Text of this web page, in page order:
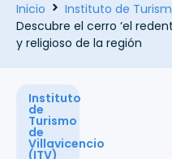
Inicio
Instituto de
Descubre el cerro ‘el
y religioso de la región
Instituto
de
Turismo
de
Villavicencio
(ITV)